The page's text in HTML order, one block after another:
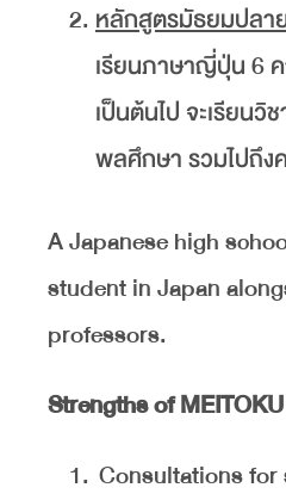
หลักสูตรมัธยมปลา
เรียนภาษาญี่ปุ่น 6
เป็นต้นไป จะเรียน
พลศึกษา รวมไปถึง
A Japanese high
student in Japan
professors.
Strengths of
Consultations